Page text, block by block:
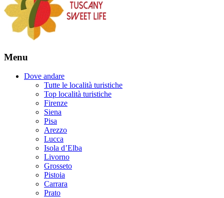
Menu
Dove andare
Tutte le località turistiche
Top località turistiche
Firenze
Siena
Pisa
Arezzo
Lucca
Isola d’Elba
Livorno
Grosseto
Pistoia
Carrara
Prato